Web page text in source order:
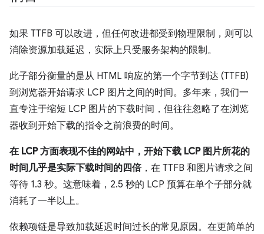
如果 TTFB 可以改进，但任何改进都受到物理限制，则可以
消除资源加载延迟，实际上只受服务架构的限制。
此子部分衡量的是从 HTML 响应的第一个字节到达 (TTFB)
到浏览器开始请求 LCP 图片之间的时间。多年来，我们一
直专注于缩短 LCP 图片的下载时间，但往往忽略了在浏览
器收到开始下载的指令之前浪费的时间。
在 LCP 方面表现不佳的网站中，开始下载 LCP 图片所花的
时间几乎是实际下载时间的四倍，在 TTFB 和图片请求之间
等待 1.3 秒。这意味着，2.5 秒的 LCP 预算在单个子部分就
消耗了一半以上。
依赖项链是导致加载延迟时间过长的常见原因。在更简单的